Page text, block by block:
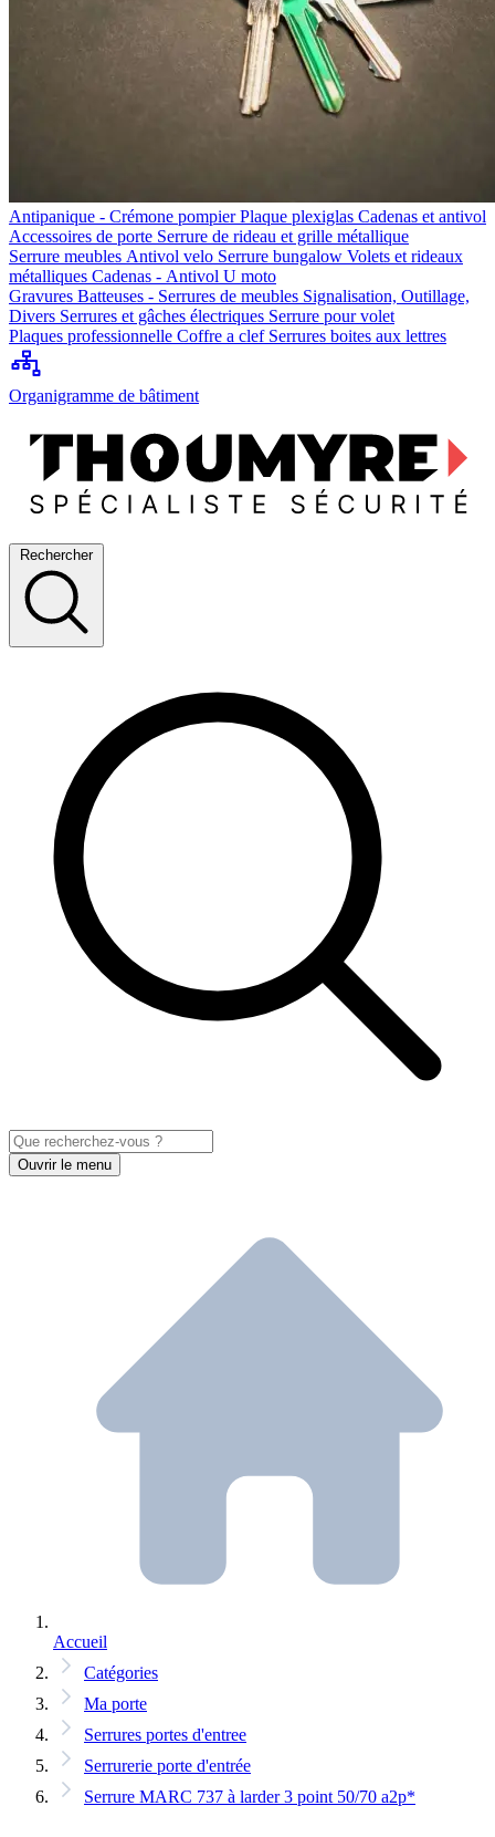
Antipanique - Crémone pompierPlaque plexiglas Cadenas et antivol
Accessoires de porte Serrure de rideau et grille métallique
Serrure meubles Antivol velo Serrure bungalow Volets et rideaux
métalliques Cadenas - Antivol U moto
Gravures Batteuses - Serrures de meubles Signalisation, Outillage,
Divers Serrures et gâches électriques Serrure pour volet
Plaques professionnelle Coffre a clef Serrures boites aux lettres
Organigramme de bâtiment
Rechercher
Ouvrir le menu
Accueil
Catégories
Ma porte
Serrures portes d'entree
Serrurerie porte d'entrée
Serrure MARC 737 à larder 3 point 50/70 a2p*